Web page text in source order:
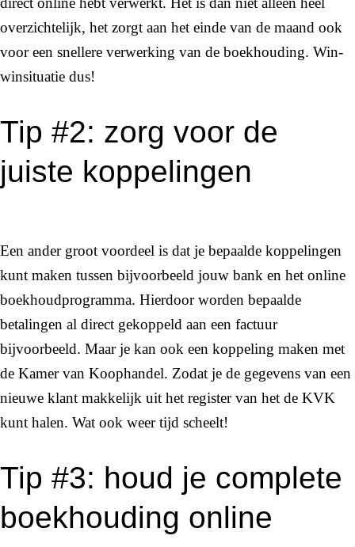
overzichtelijk, het zorgt aan het einde van de maand ook
voor een snellere verwerking van de boekhouding. Win-
winsituatie dus!
Tip #2: zorg voor de
juiste koppelingen
Een ander groot voordeel is dat je bepaalde koppelingen
kunt maken tussen bijvoorbeeld jouw bank en het online
boekhoudprogramma. Hierdoor worden bepaalde
betalingen al direct gekoppeld aan een factuur
bijvoorbeeld. Maar je kan ook een koppeling maken met
de Kamer van Koophandel. Zodat je de gegevens van een
nieuwe klant makkelijk uit het register van het de KVK
kunt halen. Wat ook weer tijd scheelt!
Tip #3: houd je complete
boekhouding online